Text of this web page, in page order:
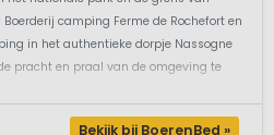
camping Ferme de Rochefort en
in het authentieke dorpje Nassogne
pracht en praal van de omgeving te
Bekijk bij BoerenBed »